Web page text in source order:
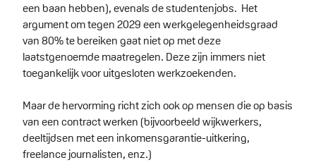
een baan hebben), evenals de studentenjobs. Het
argument om tegen 2029 een werkgelegenheidsgraad
van 80% te bereiken gaat niet op met deze
laatstgenoemde maatregelen. Deze zijn immers niet
toegankelijk voor uitgesloten werkzoekenden.
Maar de hervorming richt zich ook op mensen die op basis
van een contract werken (bijvoorbeeld wijkwerkers,
deeltijdsen met een inkomensgarantie-uitkering,
freelance journalisten, enz.)